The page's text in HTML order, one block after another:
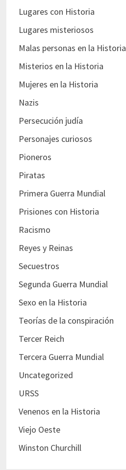
Lugares con Historia
Lugares misteriosos
Malas personas en la Historia
Misterios en la Historia
Mujeres en la Historia
Nazis
Persecución judía
Personajes curiosos
Pioneros
Piratas
Primera Guerra Mundial
Prisiones con Historia
Racismo
Reyes y Reinas
Secuestros
Segunda Guerra Mundial
Sexo en la Historia
Teorías de la conspiración
Tercer Reich
Tercera Guerra Mundial
Uncategorized
URSS
Venenos en la Historia
Viejo Oeste
Winston Churchill